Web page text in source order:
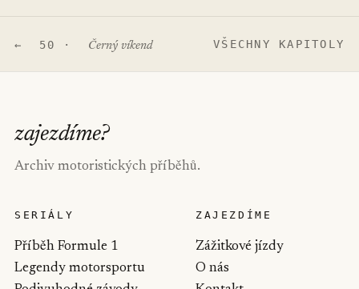
← 50 · Černý víkend VŠECHNY KAPITOLY
zajezdíme?
Archiv motoristických příběhů.
SERIÁLY
Příběh Formule 1
Legendy motorsportu
ZAJEZDÍME
Zážitkové jízdy
O nás